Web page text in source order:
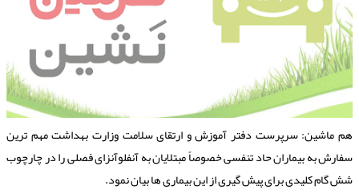
ماشین: سرپرست دفتر آموزش و ارتقای سلامت وزارت بهداشت مهم ترین
به بیماران حاد تنفسی خصوصاً مبتلایان به آنفلوآنزای فصلی را در چارچوب
گام كلیدی برای پیش گیری از این بیماری ها بیان نمود.